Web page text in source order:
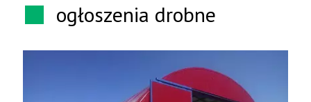
ogłoszenia drobne